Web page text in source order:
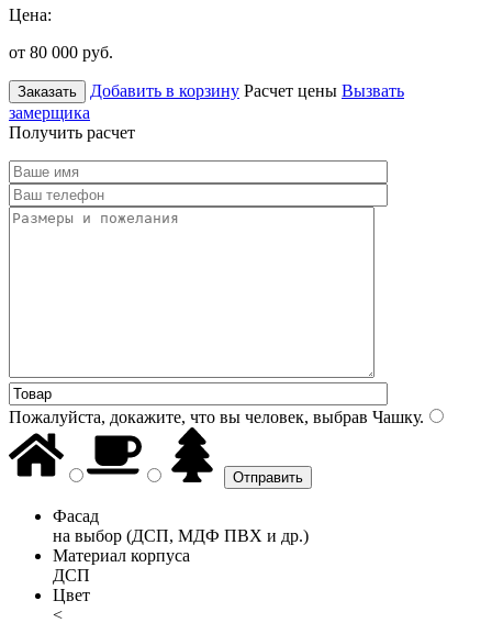
Цена:
от 80 000 руб.
Заказать Добавить в корзину Расчет цены Вызвать
замерщика
Получить расчет
Пожалуйста, докажите, что вы человек, выбрав Чашку.
Фасад
на выбор (ДСП, МДФ ПВХ и др.)
Материал корпуса
ДСП
Цвет
<